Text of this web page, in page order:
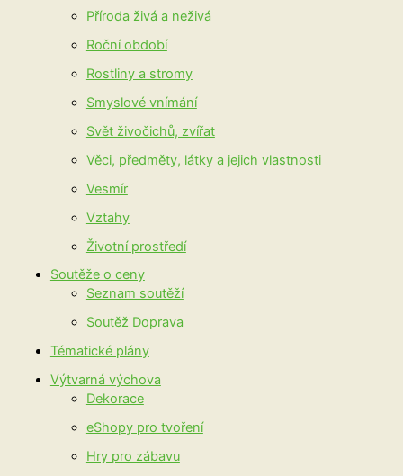
Příroda živá a neživá
Roční období
Rostliny a stromy
Smyslové vnímání
Svět živočichů, zvířat
Věci, předměty, látky a jejich vlastnosti
Vesmír
Vztahy
Životní prostředí
Soutěže o ceny
Seznam soutěží
Soutěž Doprava
Tématické plány
Výtvarná výchova
Dekorace
eShopy pro tvoření
Hry pro zábavu